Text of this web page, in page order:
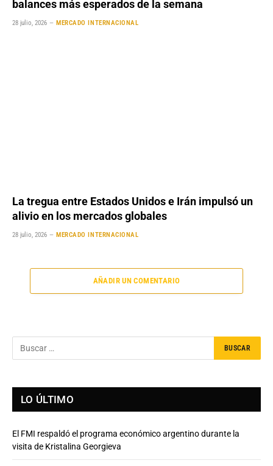
balances más esperados de la semana
28 julio, 2026 MERCADO INTERNACIONAL
La tregua entre Estados Unidos e Irán impulsó un
alivio en los mercados globales
28 julio, 2026 MERCADO INTERNACIONAL
AÑADIR UN COMENTARIO
LO ÚLTIMO
El FMI respaldó el programa económico argentino durante la
visita de Kristalina Georgieva